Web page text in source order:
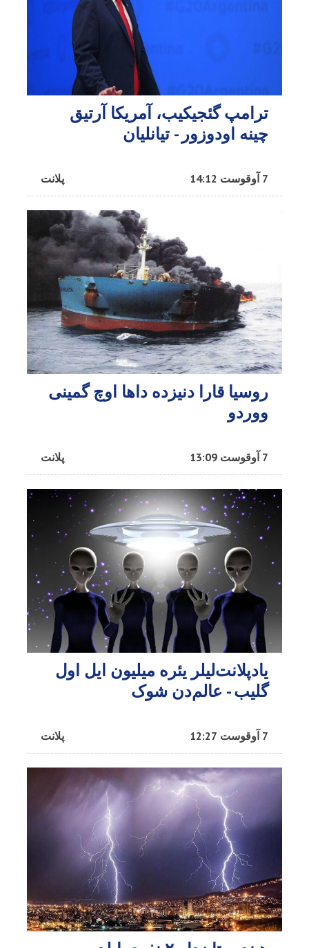
ترامپ گئجیکیب، آمریکا آرتیق
چینه اودوزور - تیانلیان
پلانت 7 آوقوست 14:12
روسیا قارا دنیزده داها اوچ گمینی
ووردو
پلانت 7 آوقوست 13:09
یادپلانت‌لیلر یئره میلیون ایل اول
گلیب - عالم‌دن شوک
پلانت 7 آوقوست 12:27